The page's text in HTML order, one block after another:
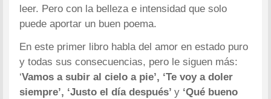
leer. Pero con la belleza e intensidad que solo
puede aportar un buen poema.
En este primer libro habla del amor en estado puro
y todas sus consecuencias, pero le siguen más:
‘Vamos a subir al cielo a pie’, ‘Te voy a doler
siempre’, ‘Justo el día después’y ‘Qué bueno